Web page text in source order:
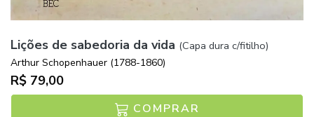
Lições de sabedoria da vida (Capa dura c/fitilho)
Arthur Schopenhauer (1788-1860)
R$ 79,00
COMPRAR